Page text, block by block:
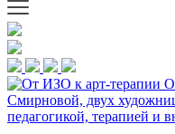
Смирновой, двух
педагогикой, терапией и